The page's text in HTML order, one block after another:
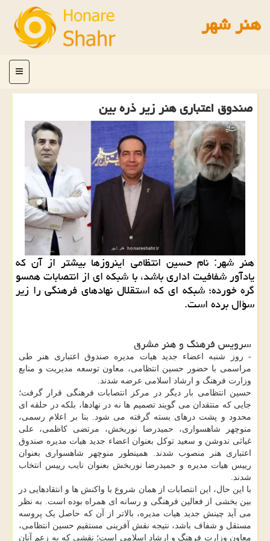
هنر شهر
منو
صندوق اعتباری هنر زیر ذره بین
هنر شهر: نام حسین انتظامی اینروزها بیشتر از آن که
یادآور شفافیت اداری باشد، با شبکه ای از انتصابات همسو
گره خورده؛ شبکه ای که استقلال نهادهای فرهنگی را زیر
سؤال برده است.
سرویس فرهنگ و هنر مشرق
- روز شنبه اعضاء جدید هیات مدیره صندوق اعتباری هنر طی
مراسمی با حضور حسین انتظامی، معاون توسعه مدیریت و منابع
وزارت فرهنگ و ارشاد اسلامی عرضه شدند.
حسین انتظامی بار دیگر در مرکز انتصابات فرهنگی قرار گرفت؛
جایی که منتقدان می گویند تصمیم ها نه در نهادها، بلکه در حلقه ای
محدود و پشت درهای بسته گرفته می شود. بنا بر اعلام رسمی،
منوچهر شاهسواری، حمیدرضا نوربخش، مرتضی کاظمی، علی
غیاثی ندوشن و سعید توکل بعنوان اعضاء جدید هیات مدیره صندوق
اعتباری هنر منصوب شدند. همینطور منوچهر شاهسواری بعنوان
رییس هیات مدیره و حمیدرضا نوربخش بعنوان نایب رییس انتخاب
شدند.
با این حال، این انتصابات از همان شروع با واکنش ها و انتقادهایی در
بین بخشی از فعالین فرهنگی و رسانه ای همراه بوده است. به نظر
می آید چینش جدید هیات مدیره، بالاتر از آن که حاصل یک پروسه
مستقل و شفاف باشد، نتیجه نقش آفرینی مستقیم حسین انتظامی،
معاون وزارت فرهنگ و ارشاد اسلامی است؛ نقشی که به زعم آنان